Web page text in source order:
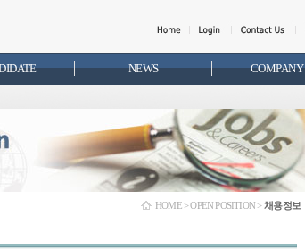
NEWS COMPANY
HOME > OPEN POSITION > 채용정보